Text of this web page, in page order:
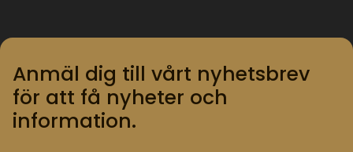
Anmäl dig till vårt nyhetsbrev
för att få nyheter och
information.